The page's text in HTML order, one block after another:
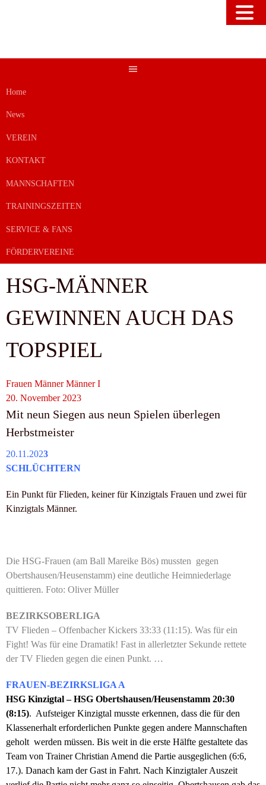
Inhalt
Home
News
VEREIN
KONTAKT
MANNSCHAFTEN
TRAININGSZEITEN
SERVICE & FANS
FÖRDERVEREINE
HSG-MÄNNER
GEWINNEN AUCH DAS
TOPSPIEL
Frauen Männer Männer I
20. November 2023
Mit neun Siegen aus neun Spielen überlegen
Herbstmeister
20.11.2023
SCHLÜCHTERN
Ein Punkt für Flieden, keiner für Kinzigtals Frauen und zwei für
Kinzigtals Männer.
Die HSG-Frauen (am Ball Mareike Bös) mussten gegen
Obertshausen/Heusenstamm) eine deutliche Heimniederlage
quittieren. Foto: Oliver Müller
BEZIRKSOBERLIGA
TV Flieden – Offenbacher Kickers 33:33 (11:15). Was für ein
Fight! Was für eine Dramatik! Fast in allerletzter Sekunde rettete
der TV Flieden gegen die einen Punkt. …
FRAUEN-BEZIRKSLIGA A
HSG Kinzigtal – HSG Obertshausen/Heusenstamm 20:30
(8:15). Aufsteiger Kinzigtal musste erkennen, dass die für den
Klassenerhalt erforderlichen Punkte gegen andere Mannschaften
geholt werden müssen. Bis weit in die erste Hälfte gestaltete das
Team von Trainer Christian Amend die Partie ausgeglichen (6:6,
17.). Danach kam der Gast in Fahrt. Nach Kinzigtaler Auszeit